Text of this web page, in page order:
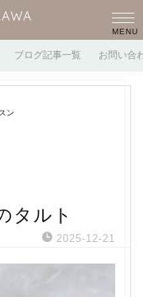
ブログ記事一覧 お問い合
ン
タルト
2025-12-21